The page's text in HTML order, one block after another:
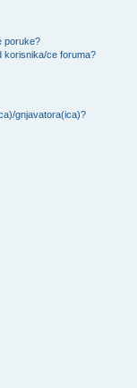
poruke?
korisnika/ce foruma?
gnjavatora(ica)?